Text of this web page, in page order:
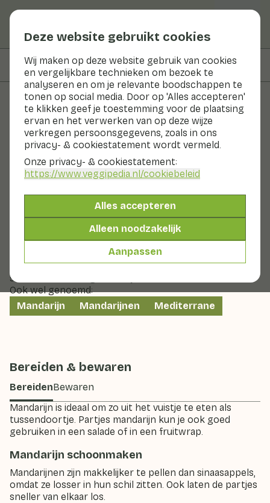
Deze website gebruikt cookies
Wij maken op deze website gebruik van cookies
en vergelijkbare technieken om bezoek te
analyseren en om je relevante boodschappen te
tonen op social media. Door op 'Alles accepteren'
te klikken geef je toestemming voor de plaatsing
ervan en het verwerken van op deze wijze
verkregen persoonsgegevens, zoals in ons
privacy- & cookiestatement wordt vermeld.
Onze privacy- & cookiestatement:
https://www.veggipedia.nl/cookiebeleid
Alles accepteren
Alleen noodzakelijk
Aanpassen
Op deze pagina Bereiden & bewaren
Groenten en fruit
Mandarijn (Mediterrane
types)
De mandarijn is een citrusvrucht van de mandarijnboom,
die uit China afkomstig is. De mandarijn lijkt op een
kleine sinaasappel. Deze oranje kanjers zijn een
uitstekende bron van vitamine C en voedingsvezels.
Grofweg kun je mandarijnen indelen in vier typen: de
gewone mandarijn, de mediterrane mandarijn, de
satsuma en de kingmandarijn.
Ook wel genoemd:
Mandarijn
Mandarijnen Mediterrane
Bereiden & bewaren
BereidenBewaren
Mandarijn is ideaal om zo uit het vuistje te eten als
tussendoortje. Partjes mandarijn kun je ook goed
gebruiken in een salade of in een fruitwrap.
Mandarijn schoonmaken
Mandarijnen zijn makkelijker te pellen dan sinaasappels,
omdat ze losser in hun schil zitten. Ook laten de partjes
sneller van elkaar los.